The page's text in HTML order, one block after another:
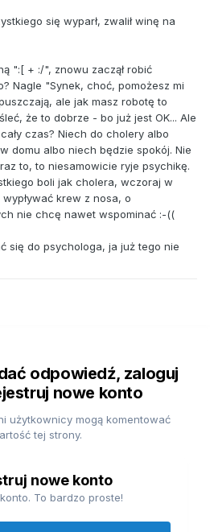
się wyparł, zwalił winę na
":[ + :/", znowu zaczął robić
Nagle "Synek, choć, pomożesz mi
ale jak masz robotę to
że to dobrze - bo już jest OK... Ale
czas? Niech do cholery albo
domu albo niech będzie spokój. Nie
to, to niesamowicie ryje psychikę.
boli jak cholera, wczoraj w
krew z nosa, o
nie chcę nawet wspominać :-((
się do psychologa, ja już tego nie
odpowiedź, zaloguj
nowe konto
użytkownicy mogą komentować
tej strony.
nowe konto
To bardzo proste!